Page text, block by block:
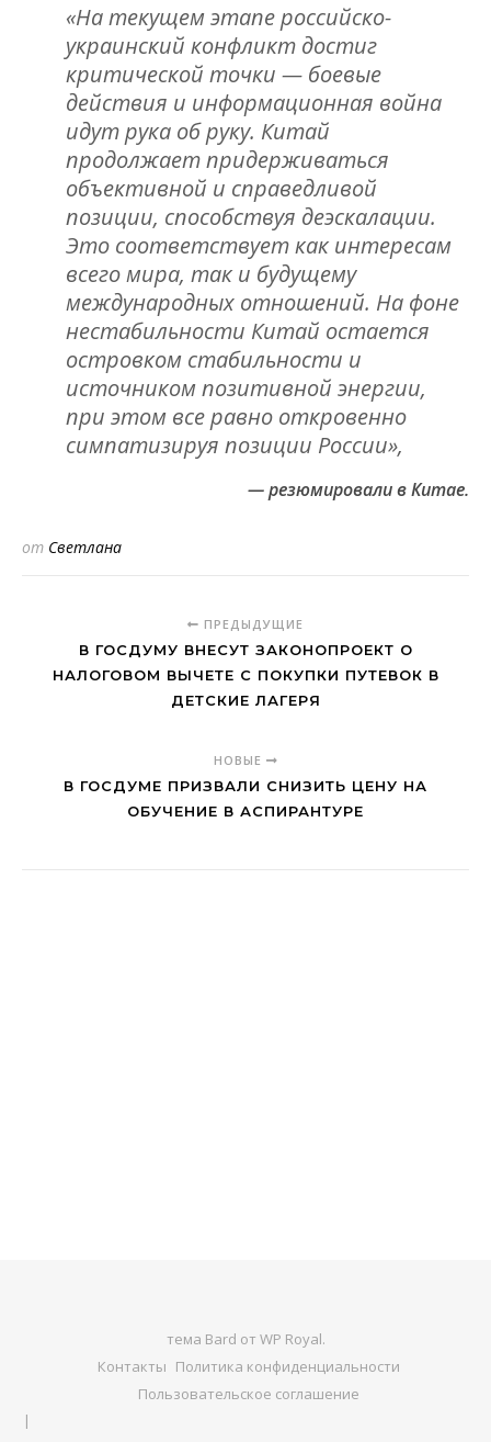
«На текущем этапе российско-
украинский конфликт достиг
критической точки — боевые
действия и информационная война
идут рука об руку. Китай
продолжает придерживаться
объективной и справедливой
позиции, способствуя деэскалации.
Это соответствует как интересам
всего мира, так и будущему
международных отношений. На фоне
нестабильности Китай остается
островком стабильности и
источником позитивной энергии,
при этом все равно откровенно
симпатизируя позиции России»,
— резюмировали в Китае.
от Светлана
ПРЕДЫДУЩИЕ
В ГОСДУМУ ВНЕСУТ ЗАКОНОПРОЕКТ О
НАЛОГОВОМ ВЫЧЕТЕ С ПОКУПКИ ПУТЕВОК В
ДЕТСКИЕ ЛАГЕРЯ
НОВЫЕ
В ГОСДУМЕ ПРИЗВАЛИ СНИЗИТЬ ЦЕНУ НА
ОБУЧЕНИЕ В АСПИРАНТУРЕ
тема Bard от WP Royal.
Контакты Политика конфиденциальности
Пользовательское соглашение